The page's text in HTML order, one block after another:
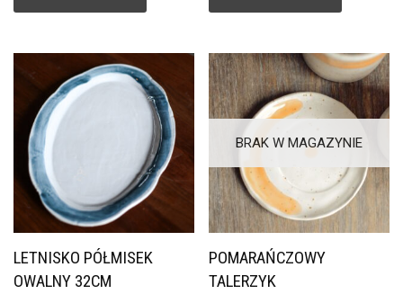
LETNISKO PÓŁMISEK
OWALNY 32CM
BRAK W MAGAZYNIE
POMARAŃCZOWY
TALERZYK